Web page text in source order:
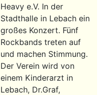
Heavy e.V. In der
Stadthalle in Lebach ein
großes Konzert. Fünf
Rockbands treten auf
und machen Stimmung.
Der Verein wird von
einem Kinderarzt in
Lebach, Dr.Graf,